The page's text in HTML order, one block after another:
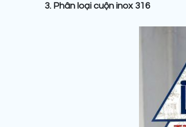
3. Phân loại cuộn inox 316